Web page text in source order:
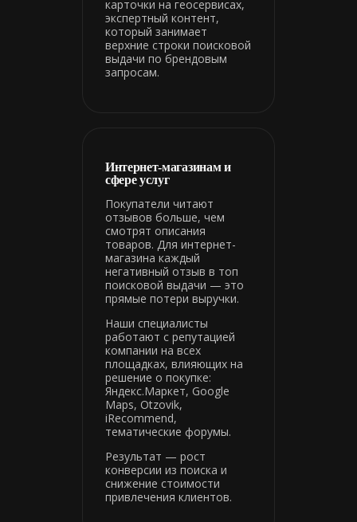
карточки на геосервисах,
экспертный контент,
который занимает
верхние строки поисковой
выдачи по брендовым
запросам.
Интернет-магазинам и
сфере услуг
Покупатели читают
отзывов больше, чем
смотрят описания
товаров. Для интернет-
магазина каждый
негативный отзыв в топ
поисковой выдачи — это
прямые потери выручки.
Наши специалисты
работают с репутацией
компании на всех
площадках, влияющих на
решение о покупке:
Яндекс.Маркет, Google
Maps, Otzovik,
iRecommend,
тематические форумы.
Результат — рост
конверсии из поиска и
снижение стоимости
привлечения клиентов.